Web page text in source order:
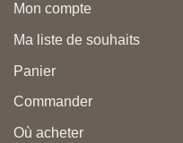
Mon compte
Ma liste de souhaits
Panier
Commander
Où acheter